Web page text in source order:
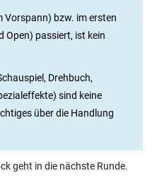
Vorspann) bzw. im ersten
Open) passiert, ist kein
Drehbuch,
sind keine
über die Handlung
geht in die nächste Runde.